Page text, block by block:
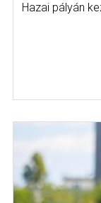
Hazai pályán